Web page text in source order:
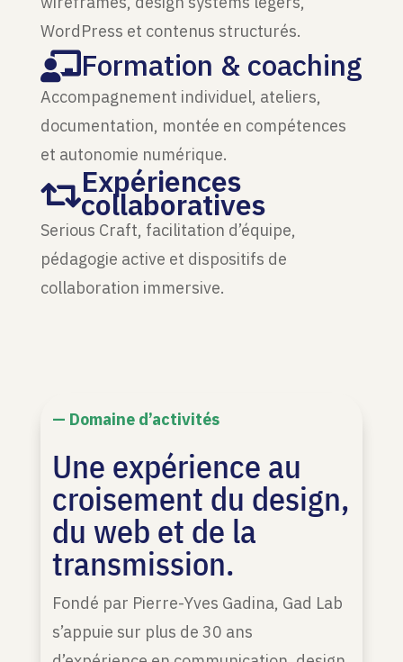
WordPress et contenus structurés.
Formation & coaching
Accompagnement individuel, ateliers,
documentation, montée en compétences
et autonomie numérique.
Expériences
collaboratives
Serious Craft, facilitation d’équipe,
pédagogie active et dispositifs de
collaboration immersive.
— Domaine d’activités
Une expérience au
croisement du design,
du web et de la
transmission.
Fondé par Pierre-Yves Gadina, Gad Lab
s’appuie sur plus de 30 ans